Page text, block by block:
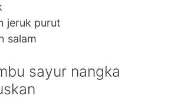
jeruk purut
salam
sayur nangka